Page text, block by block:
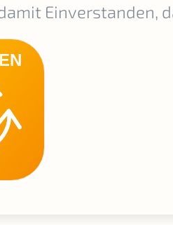
Einverstanden,